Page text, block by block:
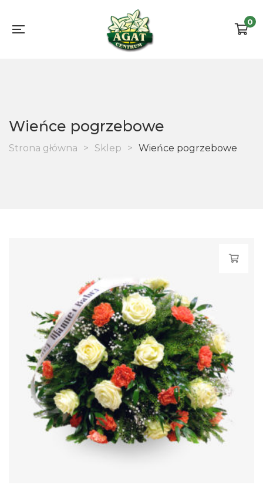
0
Wieńce pogrzebowe
Strona główna > Sklep > Wieńce pogrzebowe